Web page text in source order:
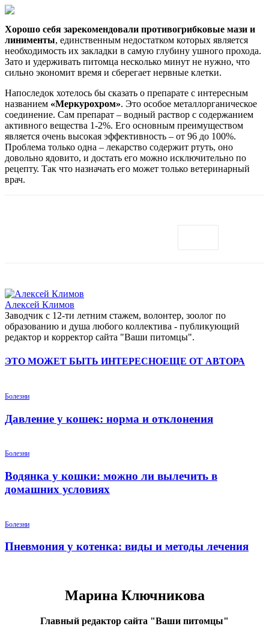
Хорошо себя зарекомендовали противогрибковые мази и
линименты, единственным недостатком которых является
необходимость их закладки в самую глубину ушного прохода.
Зато и удерживать питомца несколько минут не нужно, что
сильно экономит время и сберегает нервные клетки.
Напоследок хотелось бы сказать о препарате с интересным
названием «Меркурохром». Это особое металлорганическое
соединение. Сам препарат – водный раствор с содержанием
активного вещества 1-2%. Его основным преимуществом
является очень высокая эффективность – от 96 до 100%.
Проблема только одна – лекарство содержит ртуть, оно
довольно ядовито, и достать его можно исключительно по
рецепту. Так что назначать его может только ветеринарный
врач.
Алексей Климов
Заводчик c 12-ти летним стажем, волонтер, зоолог по
образованию и душа любого коллектива - публикующий
редактор и корректор сайта "Ваши питомцы".
ЭТО МОЖЕТ БЫТЬ ИНТЕРЕСНОЕЩЕ ОТ АВТОРА
Болезни
Давление у кошек: норма и отклонения
Болезни
Водянка у кошки: можно ли вылечить в
домашних условиях
Болезни
Пневмония у котенка: виды и методы лечения
Марина Ключникова
Главный редактор сайта "Ваши питомцы"